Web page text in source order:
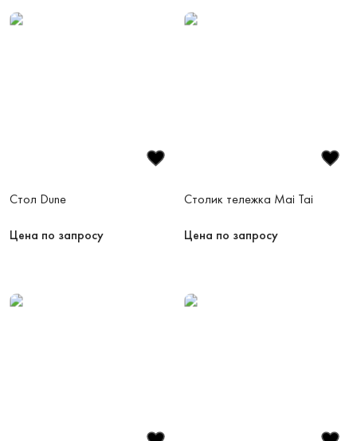
Стол Dune
Цена по запросу
Столик тележка Mai Tai
Цена по запросу